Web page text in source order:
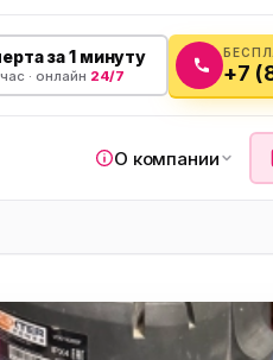
за 1 минуту
· онлайн 24/7 +7
О компании